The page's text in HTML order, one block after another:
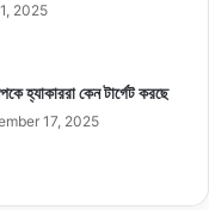
2025
হ্যাকাররা কেন টার্গেট করছে
17, 2025